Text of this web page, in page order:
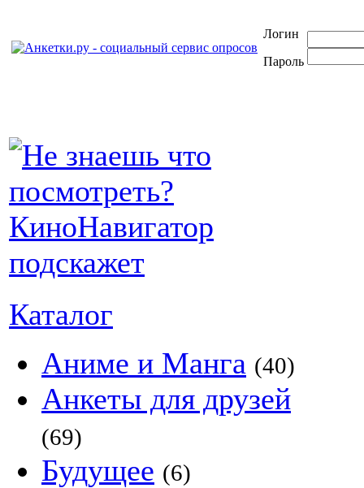
Логин
Пароль
Каталог
Аниме и Манга (40)
Анкеты для друзей
(69)
Будущее (6)